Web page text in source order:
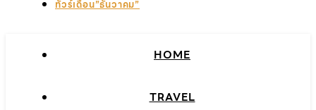
ทัวร์เดือน”ธันวาคม”
HOME
TRAVEL